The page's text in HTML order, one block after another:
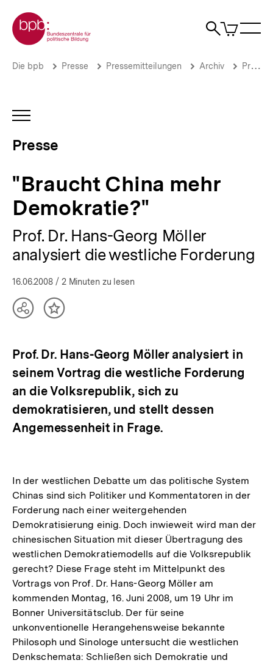
zum
Seiteninhalt
springen
Zur Startseite der bpb
Suche
Artikel
im
"Braucht
Presse
bpb.de
Brotkrümelnavigation
Pfadnavigation
Die bpb Presse Pressemitteilungen Archiv Pressemitteilungen 2008
INHALTSNAVIGATION
Presse
"Braucht China mehr
Demokratie?"
Prof. Dr. Hans-Georg Möller
analysiert die westliche Forderung
16.06.2008 / 2 Minuten zu lesen
TeilenInhalt
Prof. Dr. Hans-Georg Möller analysiert in
seinem Vortrag die westliche Forderung
an die Volksrepublik, sich zu
demokratisieren, und stellt dessen
Angemessenheit in Frage.
In der westlichen Debatte um das politische System
Chinas sind sich Politiker und Kommentatoren in der
Forderung nach einer weitergehenden
Demokratisierung einig. Doch inwieweit wird man der
chinesischen Situation mit dieser Übertragung des
westlichen Demokratiemodells auf die Volksrepublik
gerecht? Diese Frage steht im Mittelpunkt des
Vortrags von Prof. Dr. Hans-Georg Möller am
kommenden Montag, 16. Juni 2008, um 19 Uhr im
Bonner Universitätsclub. Der für seine
unkonventionelle Herangehensweise bekannte
Philosoph und Sinologe untersucht die westlichen
Denkschemata: Schließen sich Demokratie und